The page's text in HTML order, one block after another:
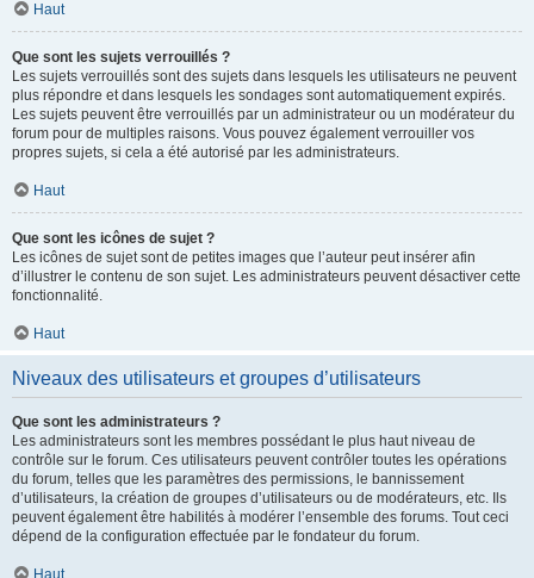
Haut
Que sont les sujets verrouillés ?
Les sujets verrouillés sont des sujets dans lesquels les utilisateurs ne peuvent
plus répondre et dans lesquels les sondages sont automatiquement expirés.
Les sujets peuvent être verrouillés par un administrateur ou un modérateur du
forum pour de multiples raisons. Vous pouvez également verrouiller vos
propres sujets, si cela a été autorisé par les administrateurs.
Haut
Que sont les icônes de sujet ?
Les icônes de sujet sont de petites images que l’auteur peut insérer afin
d’illustrer le contenu de son sujet. Les administrateurs peuvent désactiver cette
fonctionnalité.
Haut
Niveaux des utilisateurs et groupes d’utilisateurs
Que sont les administrateurs ?
Les administrateurs sont les membres possédant le plus haut niveau de
contrôle sur le forum. Ces utilisateurs peuvent contrôler toutes les opérations
du forum, telles que les paramètres des permissions, le bannissement
d’utilisateurs, la création de groupes d’utilisateurs ou de modérateurs, etc. Ils
peuvent également être habilités à modérer l’ensemble des forums. Tout ceci
dépend de la configuration effectuée par le fondateur du forum.
Haut